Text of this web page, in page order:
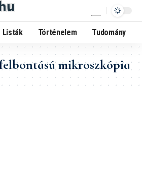
Listák Történelem Tudomány
mikroszkópia